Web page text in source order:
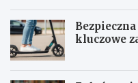
kluczowe